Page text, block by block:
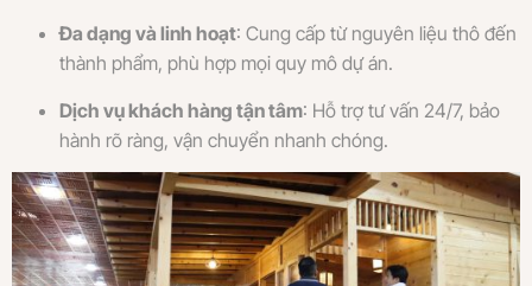
Đa dạng và linh hoạt: Cung cấp từ nguyên liệu thô đến
thành phẩm, phù hợp mọi quy mô dự án.
Dịch vụ khách hàng tận tâm: Hỗ trợ tư vấn 24/7, bảo
hành rõ ràng, vận chuyển nhanh chóng.